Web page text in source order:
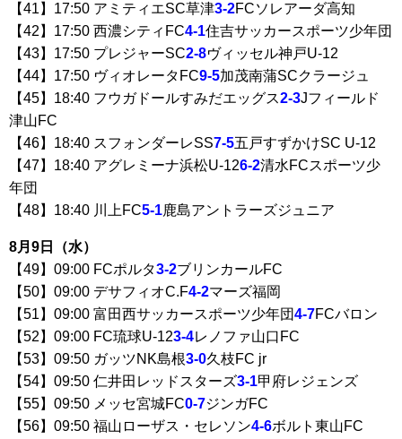
【41】17:50 アミティエSC草津3-2FCソレアーダ高知
【42】17:50 西濃シティFC4-1住吉サッカースポーツ少年団
【43】17:50 プレジャーSC2-8ヴィッセル神戸U-12
【44】17:50 ヴィオレータFC9-5加茂南蒲SCクラージュ
【45】18:40 フウガドールすみだエッグス2-3Jフィールド
津山FC
【46】18:40 スフォンダーレSS7-5五戸すずかけSC U-12
【47】18:40 アグレミーナ浜松U-126-2清水FCスポーツ少
年団
【48】18:40 川上FC5-1鹿島アントラーズジュニア
8月9日（水）
【49】09:00 FCポルタ3-2ブリンカールFC
【50】09:00 デサフィオC.F4-2マーズ福岡
【51】09:00 富田西サッカースポーツ少年団4-7FCバロン
【52】09:00 FC琉球U-123-4レノファ山口FC
【53】09:50 ガッツNK島根3-0久枝FC jr
【54】09:50 仁井田レッドスターズ3-1甲府レジェンズ
【55】09:50 メッセ宮城FC0-7ジンガFC
【56】09:50 福山ローザス・セレソン4-6ボルト東山FC